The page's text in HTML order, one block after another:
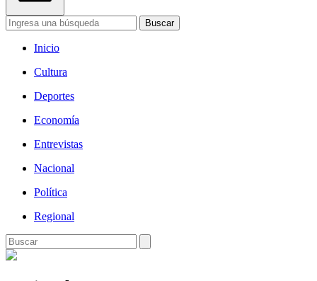
Buscar
Inicio
Cultura
Deportes
Economía
Entrevistas
Nacional
Política
Regional